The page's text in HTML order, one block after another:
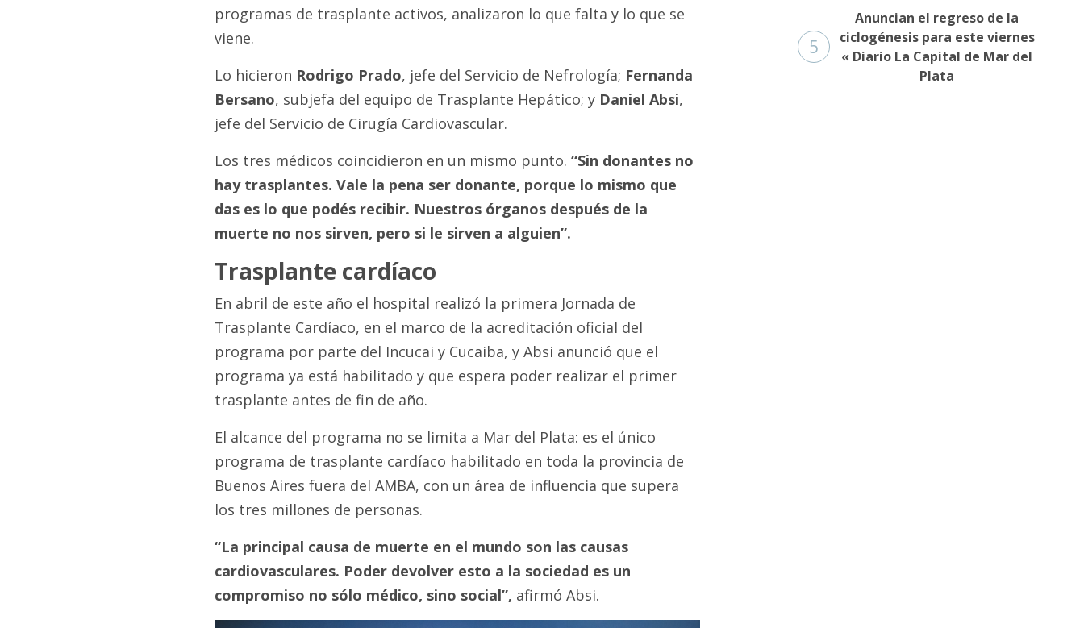
programas de trasplante activos, analizaron lo que falta y lo que se
viene.
Lo hicieron Rodrigo Prado, jefe del Servicio de Nefrología; Fernanda
Bersano, subjefa del equipo de Trasplante Hepático; y Daniel Absi,
jefe del Servicio de Cirugía Cardiovascular.
Los tres médicos coincidieron en un mismo punto. “Sin donantes no
hay trasplantes. Vale la pena ser donante, porque lo mismo que
das es lo que podés recibir. Nuestros órganos después de la
muerte no nos sirven, pero si le sirven a alguien”.
Trasplante cardíaco
En abril de este año el hospital realizó la primera Jornada de
Trasplante Cardíaco, en el marco de la acreditación oficial del
programa por parte del Incucai y Cucaiba, y Absi anunció que el
programa ya está habilitado y que espera poder realizar el primer
trasplante antes de fin de año.
El alcance del programa no se limita a Mar del Plata: es el único
programa de trasplante cardíaco habilitado en toda la provincia de
Buenos Aires fuera del AMBA, con un área de influencia que supera
los tres millones de personas.
“La principal causa de muerte en el mundo son las causas
cardiovasculares. Poder devolver esto a la sociedad es un
compromiso no sólo médico, sino social”, afirmó Absi.
5
Anuncian el regreso de la
ciclogénesis para este viernes
« Diario La Capital de Mar del
Plata